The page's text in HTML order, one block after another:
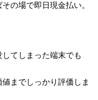
の場で即日現金払い。
てしまった端末でも
までしっかり評価しま